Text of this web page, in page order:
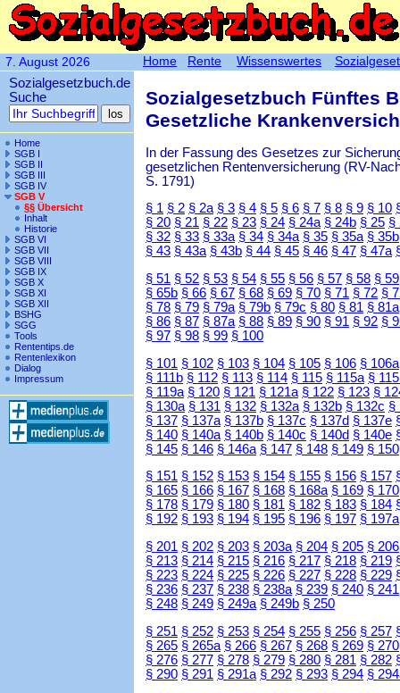
7. August 2026
Sozialgesetzbuch.de
Suche
Home
SGB I
SGB II
SGB III
SGB IV
SGB V
§§ Übersicht
Inhalt
Historie
SGB VI
SGB VII
SGB VIII
SGB IX
SGB X
SGB XI
SGB XII
BSHG
SGG
Tools
Rententips.de
Rentenlexikon
Dialog
Impressum
Sozialgesetzbuch Fünftes
Gesetzliche
In der Fassung des Gesetzes zur
gesetzlichen Rentenversicherung (RV-
S. 1791)
§ 1 § 2 § 2a § 3 § 4 § 5 § 6 § 7 § 8 § 9 § 10
§ 20 § 21 § 22 § 23 § 24 § 24a § 24b § 25 §
§ 32 § 33 § 33a § 34 § 34a § 35 § 35a § 35b
§ 43 § 43a § 43b § 44 § 45 § 46 § 47 § 47a
§ 51 § 52 § 53 § 54 § 55 § 56 § 57 § 58 § 59
§ 65b § 66 § 67 § 68 § 69 § 70 § 71 § 72 §
§ 78 § 79 § 79a § 79b § 79c § 80 § 81 § 81a
§ 86 § 87 § 87a § 88 § 89 § 90 § 91 § 92 §
§ 97 § 98 § 99 § 100
§ 101 § 102 § 103 § 104 § 105 § 106 § 106a
§ 111b § 112 § 113 § 114 § 115 § 115a §
§ 119a § 120 § 121 § 121a § 122 § 123 §
§ 130a § 131 § 132 § 132a § 132b § 132c §
§ 137 § 137a § 137b § 137c § 137d § 137e
§ 140 § 140a § 140b § 140c § 140d § 140e
§ 145 § 146 § 146a § 147 § 148 § 149 § 150
§ 151 § 152 § 153 § 154 § 155 § 156 § 157
§ 165 § 166 § 167 § 168 § 168a § 169 § 170
§ 178 § 179 § 180 § 181 § 182 § 183 § 184
§ 192 § 193 § 194 § 195 § 196 § 197 § 197a
§ 201 § 202 § 203 § 203a § 204 § 205 § 206
§ 213 § 214 § 215 § 216 § 217 § 218 § 219
§ 223 § 224 § 225 § 226 § 227 § 228 § 229
§ 236 § 237 § 238 § 238a § 239 § 240 § 241
§ 248 § 249 § 249a § 249b § 250
§ 251 § 252 § 253 § 254 § 255 § 256 § 257
§ 265 § 265a § 266 § 267 § 268 § 269 § 270
§ 276 § 277 § 278 § 279 § 280 § 281 § 282
§ 290 § 291 § 291a § 292 § 293 § 294 §
Home Rente Wissenswertes